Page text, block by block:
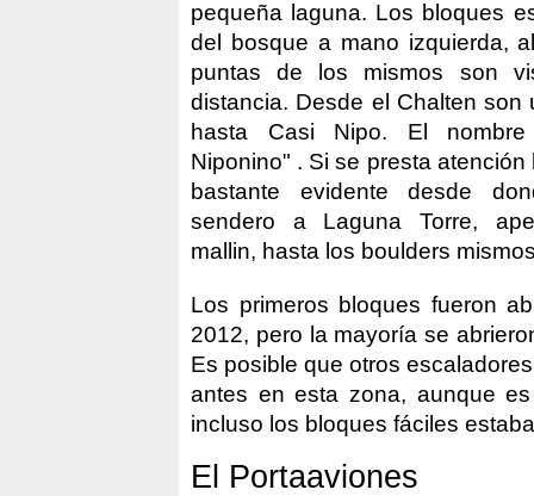
pequeña laguna. Los bloques
del bosque a mano izquierda,
puntas de los mismos son
distancia. Desde el Chalten son
hasta Casi Nipo. El nombre
Niponino" . Si se presta
bastante evidente desde
sendero a Laguna Torre,
mallin, hasta los boulders
Los primeros bloques fueron
2012, pero la mayoría se
Es posible que otros
antes en esta zona, aunque
incluso los bloques fáciles
El Portaaviones